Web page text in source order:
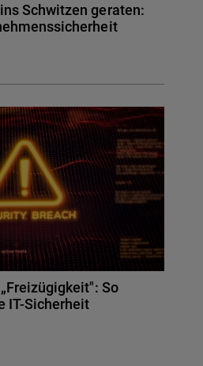
Schwitzen geraten:
So
IT-Sicherheit